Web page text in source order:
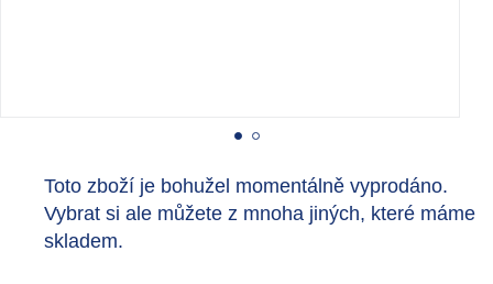
Toto zboží je bohužel momentálně vyprodáno.
Vybrat si ale můžete z mnoha jiných, které máme
skladem.